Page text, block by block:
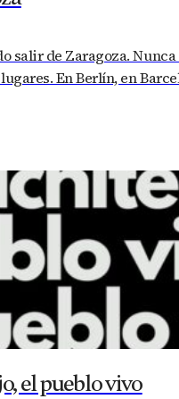
salir de Zaragoza.
En Berlín, en
el pueblo vivo